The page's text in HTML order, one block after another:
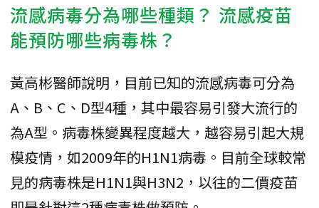
流感病毒分為哪些種類？ 流感疫苗
能預防哪些病毒株？
黃高彬醫師說明，目前已知的流感病毒可分為
A、B、C、D型4種，其中最容易引發大流行的
為A型。病毒株變異程度越大，越容易引起大規
模疫情，如2009年的H1N1病毒。目前全球較常
見的病毒株是H1N1與H3N2，以往的二價疫苗